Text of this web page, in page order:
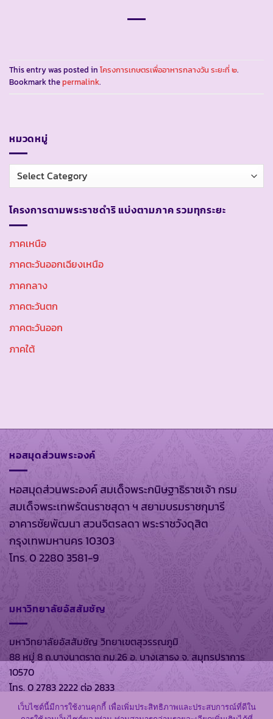
This entry was posted in โครงการเกษตรเพื่ออาหารกลางวัน ระยะที่ ๒.
Bookmark thepermalink.
หมวดหมู่
หมวด
หมู่
โครงการตามพระราชดำริ แบ่งตามภาค รวมทุกระยะ
ภาคเหนือ
ภาคตะวันออกเฉียงเหนือ
ภาคกลาง
ภาคตะวันตก
ภาคตะวันออก
ภาคใต้
หอสมุดส่วนพระองค์
หอสมุดส่วนพระองค์ สมเด็จพระกนิษฐาธิราชเจ้า กรม
สมเด็จพระเทพรัตนราชสุดา ฯ สยามบรมราชกุมารี
อาคารชัยพัฒนา สวนจิตรลดา พระราชวังดุสิต
กรุงเทพมหานคร 10303
โทร. 0 2280 3581-9
มหาวิทยาลัยอัสสัมชัญ
มหาวิทยาลัยอัสสัมชัญ วิทยาเขตสุวรรณภูมิ
88 หมู่ 8 ถ.บางนาตราด กม.26 อ. บางเสาธง จ. สมุทรปราการ
10570
โทร. 0 2783 2222 ต่อ 2833
เว็บไซต์นี้มีการใช้งานคุกกี้ เพื่อเพิ่มประสิทธิภาพและประสบการณ์ที่ดีใน